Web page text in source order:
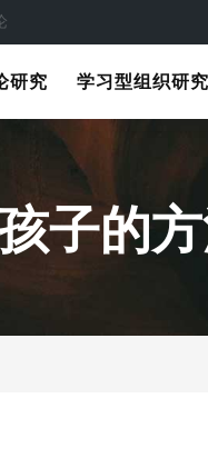
研究 学习型组织研究
子的